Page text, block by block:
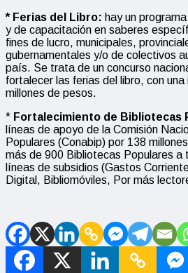
* Ferias del Libro: hay un
y de capacitación en saberes
fines de lucro, municipales,
gubernamentales y/o de colectivos
país. Se trata de un concurso
fortalecer las ferias del libro, con una
millones de pesos.
* Fortalecimiento de Bibliotecas
líneas de apoyo de la Comisión
Populares (Conabip) por 138
más de 900 Bibliotecas Populares a
líneas de subsidios (Gastos
Digital, Bibliomóviles, Por más